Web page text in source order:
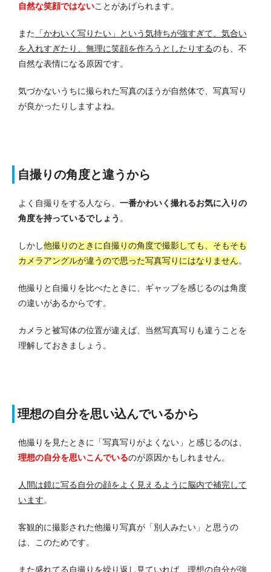
自然な笑顔ではないことがあげられます。
また 「かわいく写りたい」という気持ちが強すぎて、気合い
を入れすぎたり、無理に笑顔を作ろうとしたりするのも、不
自然な表情になる原因です。
気づかないうちに撮られた写真のほうが自然体で、写真写り
が良かったりしますよね。
自撮りの角度と違うから
よく自撮りをする人なら、 一番かわいく撮れるお気に入りの
角度を持っているでしょう 。
しかし他撮りのときに自撮りの角度で撮影しても、そもそも
カメラアングルが違うので思った写真写りにはなりません。
他撮りと自撮りを比べたときに、ギャップを感じるのは角度
の違いがあるからです。
カメラと被写体の位置が違えば、当然写真写りも違うことを
理解しておきましょう。
理想の自分を思い込んでいるから
他撮りを見たときに「写真写りがよくない」と感じるのは、
理想の自分を思いこんでいるのが原因かもしれません。
人間は鏡に写る自分の顔をよく見えるように脳内で補完して
います。
客観的に撮影された他撮り写真が「別人みたい」と思うの
は、このためです。
また盛れてる自撮りを繰り返し見ていれば、理想の自分が強